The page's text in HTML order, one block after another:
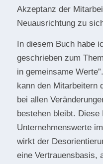
Akzeptanz der
Neuausrichtung zu
In diesem Buch habe
geschrieben zum
in gemeinsame
kann den Mitarbeitern
bei allen
bestehen bleibt.
Unternehmenswerte
wirkt der
eine Vertrauensbasis,